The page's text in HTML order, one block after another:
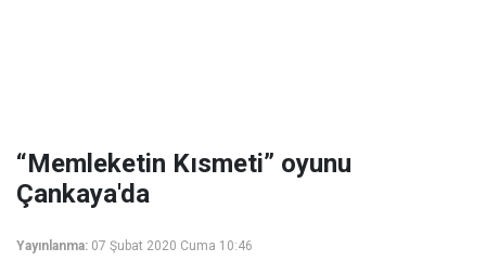
“Memleketin Kısmeti” oyunu
Çankaya'da
Yayınlanma: 07 Şubat 2020 Cuma 10:46